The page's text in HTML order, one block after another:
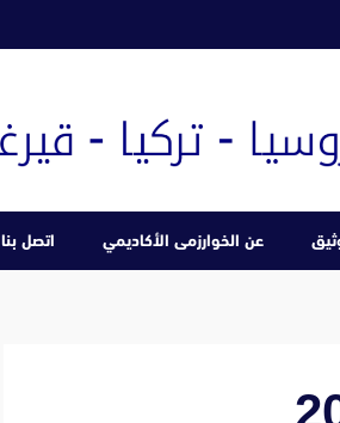
عن الخوارزمى الأكاديمي اتصل بنا